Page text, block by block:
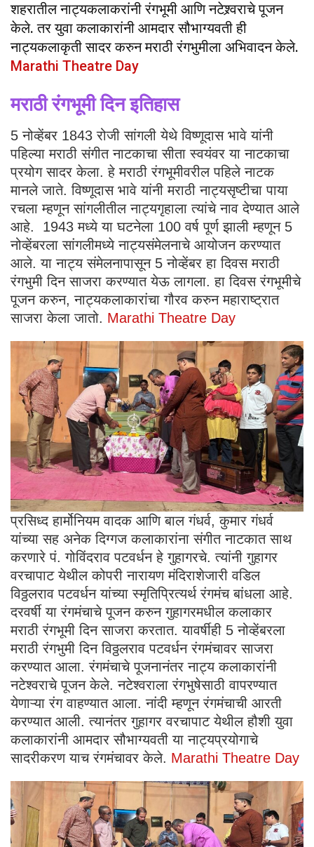
शहरातील नाट्यकलाकरांनी रंगभूमी आणि नटेश्र्वराचे पूजन
केले. तर युवा कलाकारांनी आमदार सौभाग्यवती ही
नाट्यकलाकृती सादर करुन मराठी रंगभुमीला अभिवादन केले.
Marathi Theatre Day
मराठी रंगभूमी दिन इतिहास
5 नोव्हेंबर 1843 रोजी सांगली येथे विष्णूदास भावे यांनी
पहिल्या मराठी संगीत नाटकाचा सीता स्वयंवर या नाटकाचा
प्रयोग सादर केला. हे मराठी रंगभूमीवरील पहिले नाटक
मानले जाते. विष्णूदास भावे यांनी मराठी नाट्यसृष्टीचा पाया
रचला म्हणून सांगलीतील नाट्यगृहाला त्यांचे नाव देण्यात आले
आहे. 1943 मध्ये या घटनेला 100 वर्ष पूर्ण झाली म्हणून 5
नोव्हेंबरला सांगलीमध्ये नाट्यसंमेलनाचे आयोजन करण्यात
आले. या नाट्य संमेलनापासून 5 नोव्हेंबर हा दिवस मराठी
रंगभुमी दिन साजरा करण्यात येऊ लागला. हा दिवस रंगभूमीचे
पूजन करुन, नाट्यकलाकारांचा गौरव करुन महाराष्ट्रात
साजरा केला जातो. Marathi Theatre Day
प्रसिध्द हार्मोनियम वादक आणि बाल गंधर्व, कुमार गंधर्व
यांच्या सह अनेक दिग्गज कलाकारांना संगीत नाटकात साथ
करणारे पं. गोविंदराव पटवर्धन हे गुहागरचे. त्यांनी गुहागर
वरचापाट येथील कोपरी नारायण मंदिराशेजारी वडिल
विठ्ठलराव पटवर्धन यांच्या स्मृतिप्रित्यर्थ रंगमंच बांधला आहे.
दरवर्षी या रंगमंचाचे पूजन करुन गुहागरमधील कलाकार
मराठी रंगभूमी दिन साजरा करतात. यावर्षीही 5 नोव्हेंबरला
मराठी रंगभुमी दिन विठ्ठलराव पटवर्धन रंगमंचावर साजरा
करण्यात आला. रंगमंचाचे पूजनानंतर नाट्य कलाकारांनी
नटेश्वराचे पूजन केले. नटेश्वराला रंगभुषेसाठी वापरण्यात
येणाऱ्या रंग वाहण्यात आला. नांदी म्हणून रंगमंचाची आरती
करण्यात आली. त्यानंतर गुहागर वरचापाट येथील हौशी युवा
कलाकारांनी आमदार सौभाग्यवती या नाट्यप्रयोगाचे
सादरीकरण याच रंगमंचावर केले. Marathi Theatre Day